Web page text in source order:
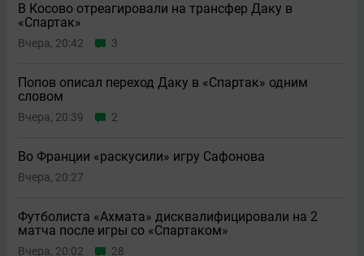
В Косово отреагировали на трансфер Даку в
«Спартак»
Вчера, 20:42 3
Попов описал переход Даку в «Спартак» одним
словом
Вчера, 20:39 2
Во Франции «раскусили» игру Сафонова
Вчера, 20:27
Футболиста «Ахмата» дисквалифицировали на 2
матча после игры со «Спартаком»
Вчера, 20:02 28